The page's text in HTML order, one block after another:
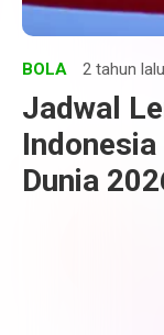
BOLA 2 tahun lalu
Jadwal
Dunia